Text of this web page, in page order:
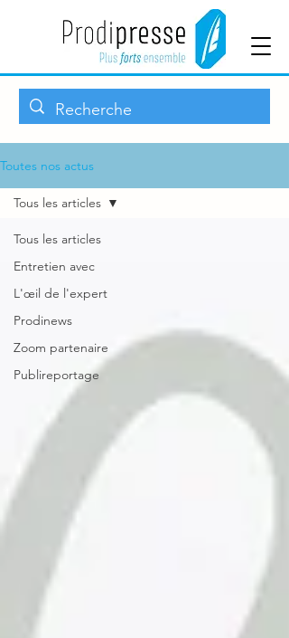
Toutes nos actus
Tous les articles
Entretien avec
L'œil de l'expert
Prodinews
Zoom partenaire
Publireportage
Tous les articles